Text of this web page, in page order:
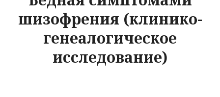
шизофрения (клинико-
генеалогическое
исследование)